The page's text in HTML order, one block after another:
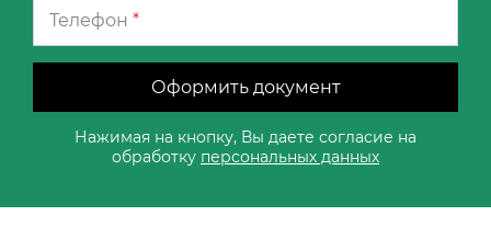
Телефон *
Оформить документ
Нажимая на кнопку, Вы даете согласие на
обработку персональных данных